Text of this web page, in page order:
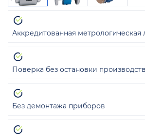
Аккредитованная метрологическая
Поверка без остановки
Без демонтажа приборов